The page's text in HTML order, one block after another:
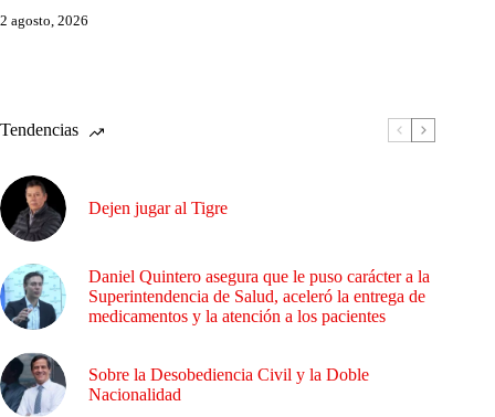
2 agosto, 2026
Tendencias
Dejen jugar al Tigre
Daniel Quintero asegura que le puso carácter a la
Superintendencia de Salud, aceleró la entrega de
medicamentos y la atención a los pacientes
Sobre la Desobediencia Civil y la Doble
Nacionalidad